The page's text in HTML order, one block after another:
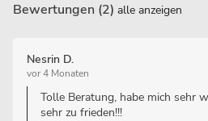
Bewertungen (2) alle anzeigen
Nesrin D.
vor 4 Monaten
Tolle Beratung, habe mich sehr
sehr zu frieden!!!